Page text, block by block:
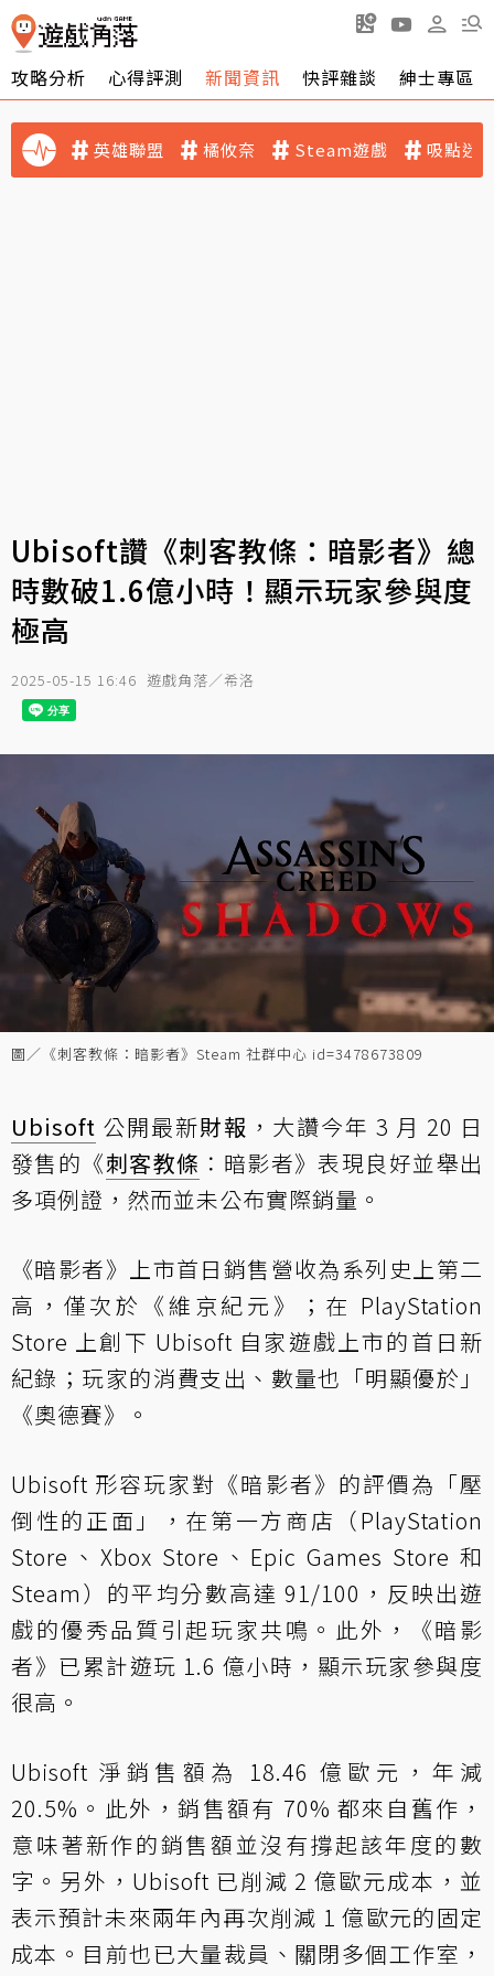
攻略分析 心得評測 新聞資訊 快評雜談 紳士專區
英雄聯盟 橘攸奈 Steam遊戲 吸點迷
Ubisoft讚《刺客教條：暗影者》總
時數破1.6億小時！顯示玩家參與度
極高
2025-05-15 16:46 遊戲角落／希洛
圖／《刺客教條：暗影者》Steam 社群中心 id=3478673809
Ubisoft 公開最新財報 ，大讚今年 3 月 20 日
發售的《刺客教條 ：暗影者》表現良好並舉出
多項例證，然而並未公布實際銷量。
《暗影者》上市首日銷售營收為系列史上第二
高，僅次於《維京紀元》；在 PlayStation
Store 上創下 Ubisoft 自家遊戲上市的首日新
紀錄；玩家的消費支出、數量也「明顯優於」
《奧德賽》。
Ubisoft 形容玩家對《暗影者》的評價為「壓
倒性的正面」，在第一方商店（PlayStation
Store、Xbox Store、Epic Games Store 和
Steam）的平均分數高達 91/100，反映出遊
戲的優秀品質引起玩家共鳴。此外，《暗影
者》已累計遊玩 1.6 億小時，顯示玩家參與度
很高。
Ubisoft 淨銷售額為 18.46 億歐元，年減
20.5%。此外，銷售額有 70% 都來自舊作，
意味著新作的銷售額並沒有撐起該年度的數
字。另外，Ubisoft 已削減 2 億歐元成本，並
表示預計未來兩年內再次削減 1 億歐元的固定
成本。目前也已大量裁員、關閉多個工作室，